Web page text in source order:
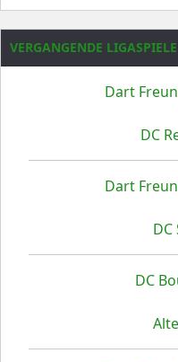
VERGANGENDE LIGASPIELE
Dart
DC
Dart
DC